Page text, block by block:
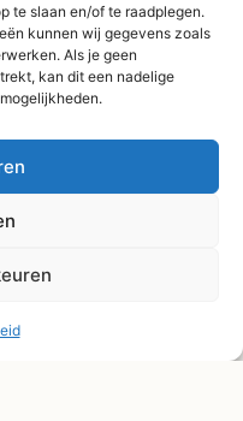
te slaan en/of te raadplegen.
kunnen wij gegevens zoals
Als je geen
kan dit een nadelige
mail:
-